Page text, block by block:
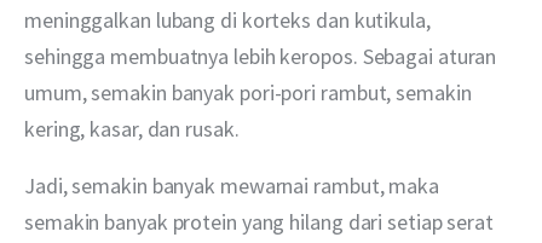
meninggalkan lubang di korteks dan kutikula,
sehingga membuatnya lebih keropos. Sebagai aturan
umum, semakin banyak pori-pori rambut, semakin
kering, kasar, dan rusak.
Jadi, semakin banyak mewarnai rambut, maka
semakin banyak protein yang hilang dari setiap serat